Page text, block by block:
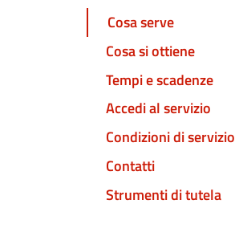
Cosa serve
Cosa si ottiene
Tempi e scadenze
Accedi al servizio
Condizioni di servizio
Contatti
Strumenti di tutela